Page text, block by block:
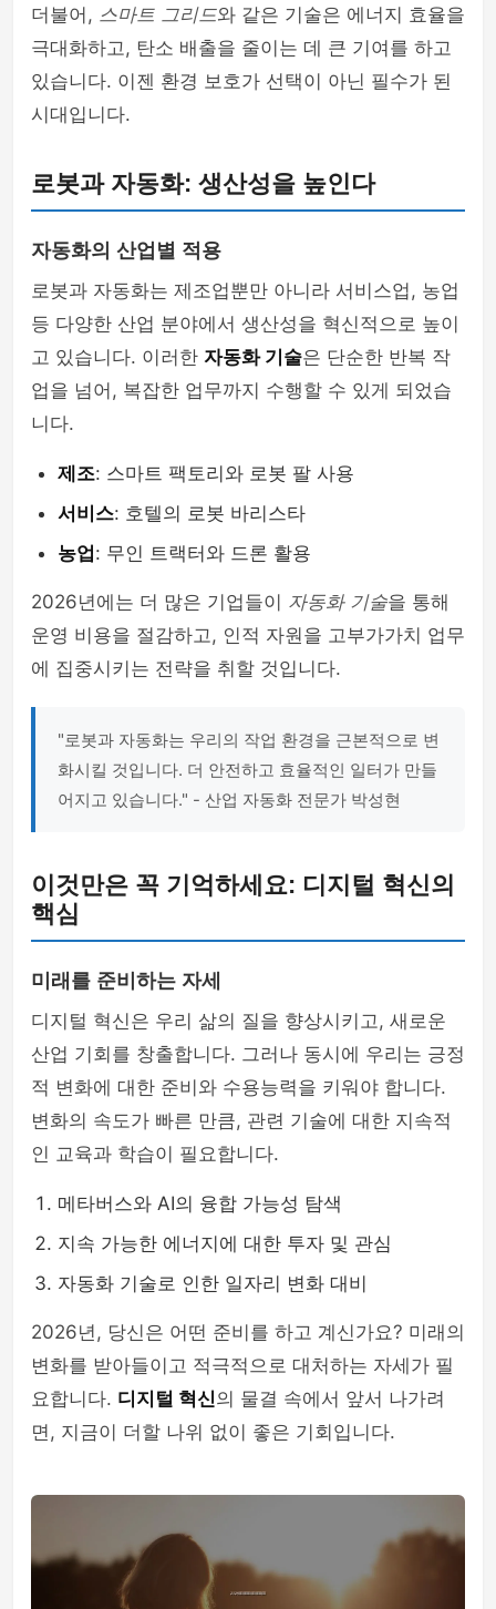
더불어, 스마트 그리드와 같은 기술은 에너지 효율을
극대화하고, 탄소 배출을 줄이는 데 큰 기여를 하고
있습니다. 이젠 환경 보호가 선택이 아닌 필수가 된
시대입니다.
로봇과 자동화: 생산성을 높인다
자동화의 산업별 적용
로봇과 자동화는 제조업뿐만 아니라 서비스업, 농업
등 다양한 산업 분야에서 생산성을 혁신적으로 높이
고 있습니다. 이러한 자동화 기술은 단순한 반복 작
업을 넘어, 복잡한 업무까지 수행할 수 있게 되었습
니다.
제조: 스마트 팩토리와 로봇 팔 사용
서비스: 호텔의 로봇 바리스타
농업 : 무인 트랙터와 드론 활용
2026년에는 더 많은 기업들이 자동화 기술을 통해
운영 비용을 절감하고, 인적 자원을 고부가가치 업무
에 집중시키는 전략을 취할 것입니다.
"로봇과 자동화는 우리의 작업 환경을 근본적으로 변
화시킬 것입니다. 더 안전하고 효율적인 일터가 만들
어지고 있습니다." - 산업 자동화 전문가 박성현
이것만은 꼭 기억하세요: 디지털 혁신의
핵심
미래를 준비하는 자세
디지털 혁신은 우리 삶의 질을 향상시키고, 새로운
산업 기회를 창출합니다. 그러나 동시에 우리는 긍정
적 변화에 대한 준비와 수용능력을 키워야 합니다.
변화의 속도가 빠른 만큼, 관련 기술에 대한 지속적
인 교육과 학습이 필요합니다.
메타버스와 AI의 융합 가능성 탐색
지속 가능한 에너지에 대한 투자 및 관심
자동화 기술로 인한 일자리 변화 대비
2026년, 당신은 어떤 준비를 하고 계신가요? 미래의
변화를 받아들이고 적극적으로 대처하는 자세가 필
요합니다. 디지털 혁신의 물결 속에서 앞서 나가려
면, 지금이 더할 나위 없이 좋은 기회입니다.